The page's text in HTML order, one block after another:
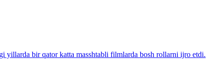
yillarda bir qator katta masshtabli filmlarda bosh rollarni ijro etdi.